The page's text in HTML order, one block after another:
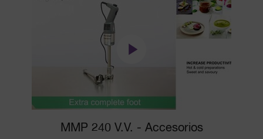
MMP 240 V.V. - Accesorios